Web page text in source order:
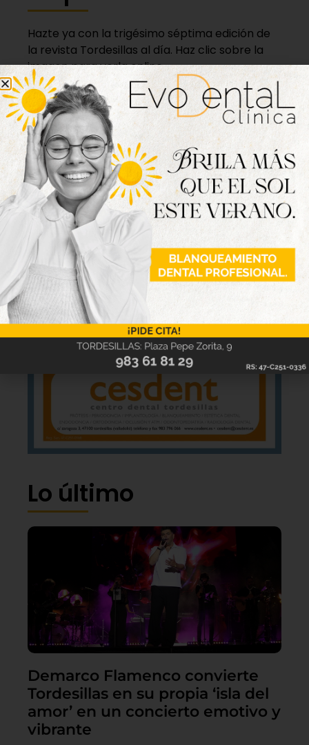
Hazte ya con la trigésimo séptima edición de
la revista Tordesillas al día. Haz clic sobre la
imagen para verla online.
Lo último
Demarco Flamenco convierte
Tordesillas en su propia ‘isla del
amor’ en un concierto emotivo y
vibrante